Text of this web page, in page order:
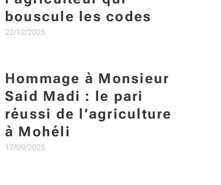
bouscule les codes
22/12/2025
Hommage à Monsieur
Said Madi : le pari
réussi de l’agriculture
à Mohéli
17/09/2025